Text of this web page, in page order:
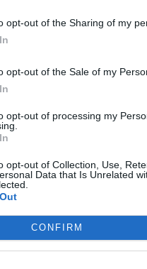
opt-out of the Sharing of my
opt-out of the Sale of my
opt-out of processing my
opt-out of Collection, Use,
Data that Is Unrelated
CONFIRM